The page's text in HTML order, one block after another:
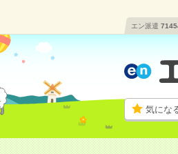
エン派遣
気にな